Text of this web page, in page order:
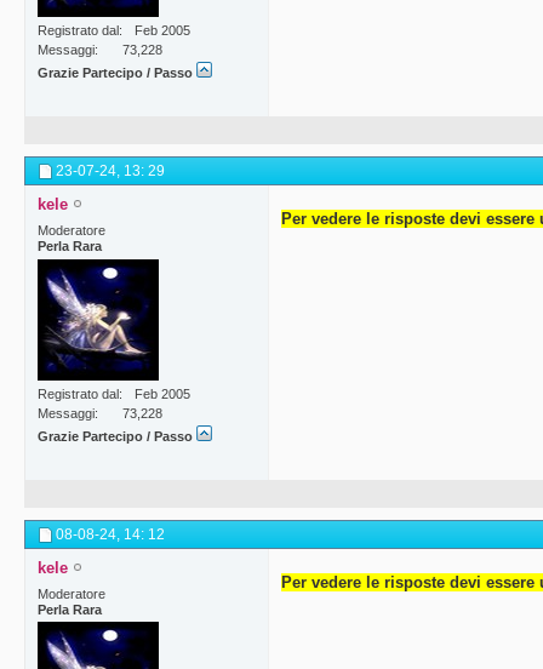
Registrato dal
Feb 2005
Messaggi
73,228
Grazie Partecipo / Passo
23-07-24, 13: 29
kele
Moderatore
Perla Rara
Registrato dal
Feb 2005
Messaggi
73,228
Grazie Partecipo / Passo
Per vedere le risposte devi
08-08-24, 14: 12
kele
Moderatore
Perla Rara
Per vedere le risposte devi essere